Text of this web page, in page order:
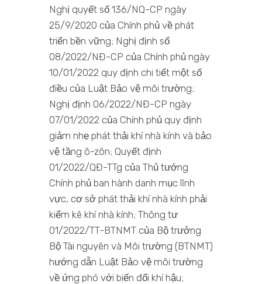
Nghị quyết số 136/NQ-CP ngày
25/9/2020 của Chính phủ về phát
triển bền vững; Nghị định số
08/2022/NĐ-CP của Chính phủ ngày
10/01/2022 quy định chi tiết một số
điều của Luật Bảo vệ môi trường;
Nghị định 06/2022/NĐ-CP ngày
07/01/2022 của Chính phủ quy định
giảm nhẹ phát thải khí nhà kính và bảo
vệ tầng ô-zôn; Quyết định
01/2022/QĐ-TTg của Thủ tướng
Chính phủ ban hành danh mục lĩnh
vực, cơ sở phát thải khí nhà kính phải
kiểm kê khí nhà kính; Thông tư
01/2022/TT-BTNMT của Bộ trưởng
Bộ Tài nguyên và Môi trường (BTNMT)
hướng dẫn Luật Bảo vệ môi trường
về ứng phó với biến đổi khí hậu;